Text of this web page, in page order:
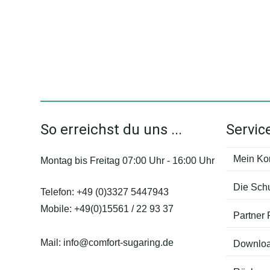
gewählt
So erreichst du uns ...
Montag bis Freitag 07:00 Uhr - 16:00 Uhr
Telefon:+49 (0)3327 5447943
Mobile:+49(0)15561 / 22 93 37
Mail: info@comfort-sugaring.de
Mein
Die
Partner